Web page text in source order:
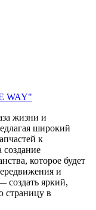
WAY"
жизни и
широкий
к
которое будет
и
создать яркий,
страницу в